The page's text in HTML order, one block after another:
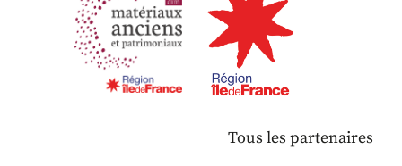
Tous les partenaires